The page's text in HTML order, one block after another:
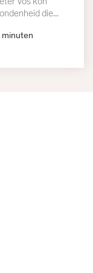
die...